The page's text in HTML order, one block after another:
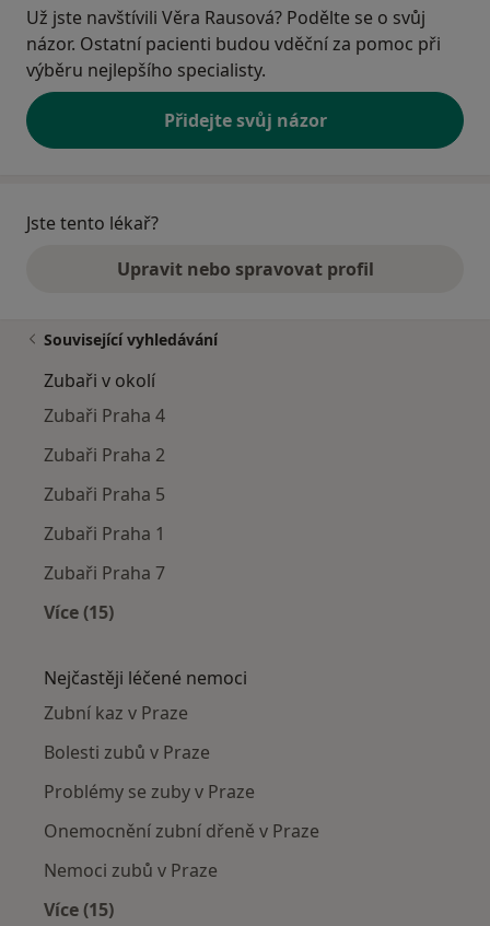
Už jste navštívili Věra Rausová? Podělte se o svůj
názor. Ostatní pacienti budou vděční za pomoc při
výběru nejlepšího specialisty.
Přidejte svůj názor
Jste tento lékař?
Upravit nebo spravovat profil
Související vyhledávání
Zubaři v okolí
Zubaři Praha 4
Zubaři Praha 2
Zubaři Praha 5
Zubaři Praha 1
Zubaři Praha 7
Více (15)
Nejčastěji léčené nemoci
Zubní kaz v Praze
Bolesti zubů v Praze
Problémy se zuby v Praze
Onemocnění zubní dřeně v Praze
Nemoci zubů v Praze
Více (15)